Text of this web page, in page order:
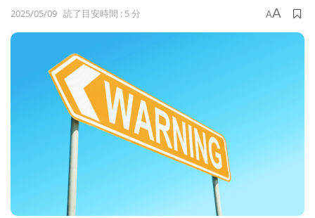
2025/05/09 読了目安時間 : 5 分 AA